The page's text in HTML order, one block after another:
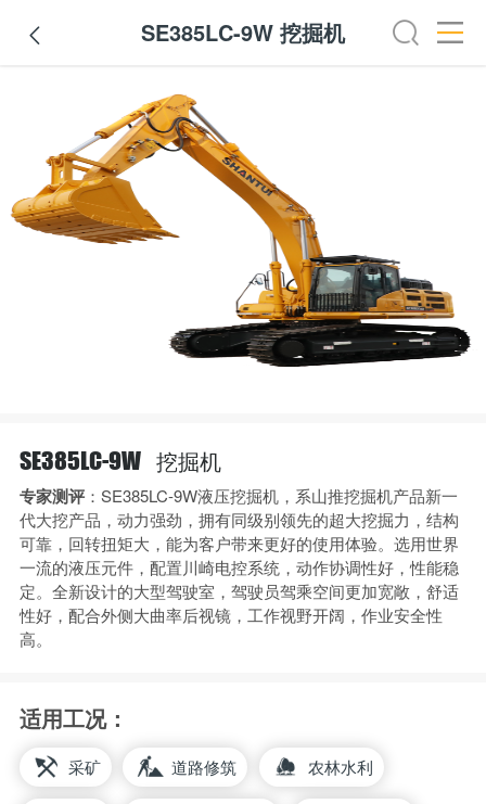
 SE385LC-9W 挖掘机
SE385LC-9W 挖掘机
专家测评：SE385LC-9W液压挖掘机，系山推挖掘机产品新一
代大挖产品，动力强劲，拥有同级别领先的超大挖掘力，结构
可靠，回转扭矩大，能为客户带来更好的使用体验。选用世界
一流的液压元件，配置川崎电控系统，动作协调性好，性能稳
定。全新设计的大型驾驶室，驾驶员驾乘空间更加宽敞，舒适
性好，配合外侧大曲率后视镜，工作视野开阔，作业安全性
高。
适用工况：
采矿 道路修筑 农林水利